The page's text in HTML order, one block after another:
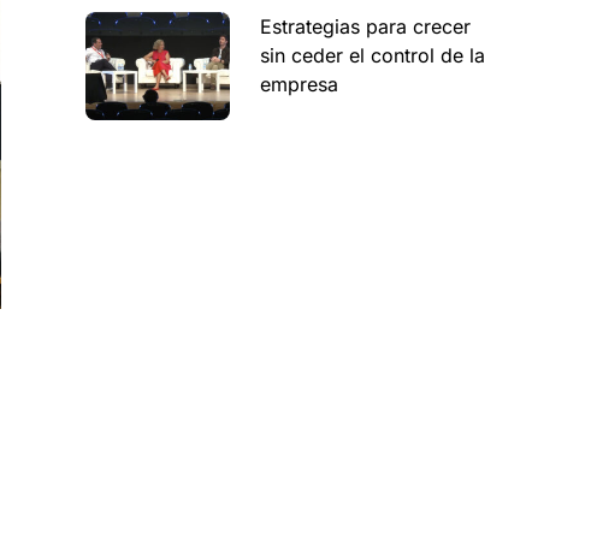
Estrategias para crecer
sin ceder el control de la
empresa